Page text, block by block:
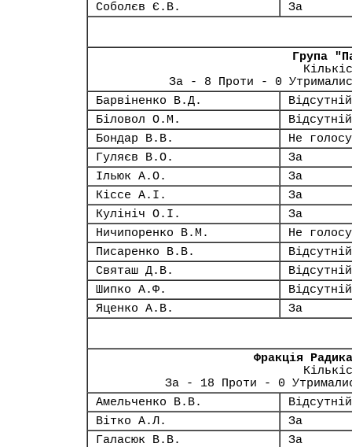
Соболєв Є.В.
За
Група
За - 8 Проти - 0
Барвіненко В.Д.
Відсутній
Біловол О.М.
Відсутній
Бондар В.В.
Не
Гуляєв В.О.
За
Ільюк А.О.
За
Кіссе А.І.
За
Кулініч О.І.
За
Ничипоренко В.М.
Не
Писаренко В.В.
Відсутній
Святаш Д.В.
Відсутній
Шипко А.Ф.
Відсутній
Яценко А.В.
За
Фракція
За - 18 Проти - 0
Амельченко В.В.
Відсутній
Вітко А.Л.
За
Галасюк В.В.
За